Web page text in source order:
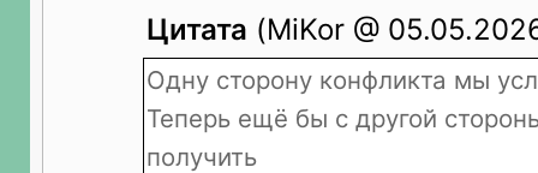
Цитата (MiKor @
Одну сторону конфликта мы
Теперь ещё бы с другой
получить